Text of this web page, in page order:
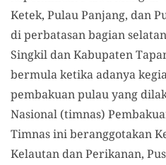
Ketek, Pulau Panjang, dan
di perbatasan bagian
Singkil dan Kabupaten
bermula ketika adanya
pembakuan pulau yang
Nasional (timnas)
Timnas ini beranggotakan
Kelautan dan Perikanan,